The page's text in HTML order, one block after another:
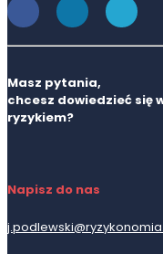
Masz pytania,
chcesz dowiedzieć się
ryzykiem?
Napisz do nas